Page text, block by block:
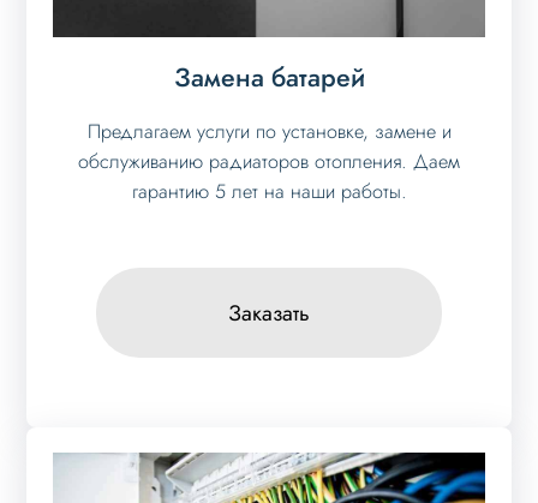
Замена батарей
Предлагаем услуги по установке, замене и
обслуживанию радиаторов отопления. Даем
гарантию 5 лет на наши работы.
Заказать